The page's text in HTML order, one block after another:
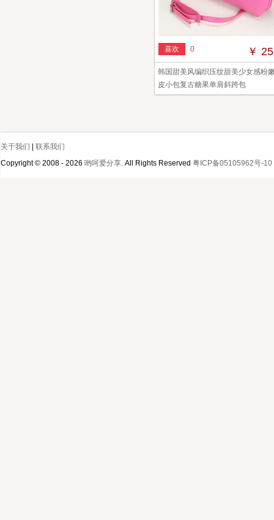
喜欢 0 ￥
韩国甜美风编织压纹甜美少女感粉
皮小包复古糖果单肩斜跨包
关于我们
联系我们
Copyright © 2008 - 2026 哟呵爱分享. All Rights Reserved 粤ICP备05105962号-10